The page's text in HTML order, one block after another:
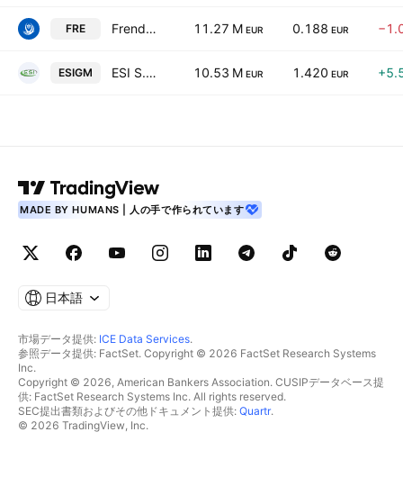
FRE Frendy Energy SpA 11.27 M EUR 0.188 EUR
ESIGM ESI S.p.A. 10.53 M EUR 1.420 EUR
MADE BY HUMANS | 人の手で作られています
日本語
市場データ提供: ICE Data Services.
参照データ提供: FactSet. Copyright © 2026 FactSet Research Systems
Inc.
Copyright © 2026, American Bankers Association. CUSIPデータベース提
供: FactSet Research Systems Inc. All rights reserved.
SEC提出書類およびその他ドキュメント提供: Quartr.
© 2026 TradingView, Inc.